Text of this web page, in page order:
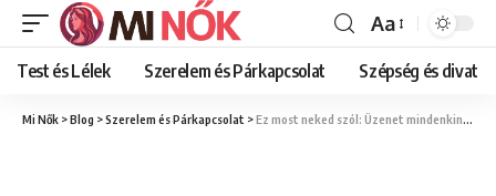
Font
Resizer
Aa
Test és Lélek Szerelem és Párkapcsolat Szépség és divat
Mi Nők >Blog >Szerelem és Párkapcsolat >Ez most neked szól: Üzenet mindenkinek, aki azt hiszi, soha nem találja meg az igazit